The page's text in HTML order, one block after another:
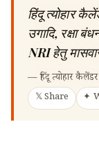
हिंदू त्योहार
उगादि, रक्षा
NRI हेतु
—हिंदू त्योहार
𝕏 Share ✦